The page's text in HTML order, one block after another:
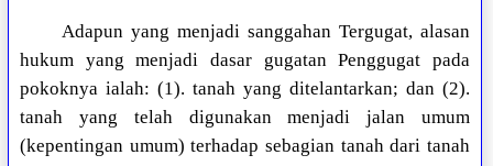
Adapun yang menjadi sanggahan Tergugat, alasan
hukum yang menjadi dasar gugatan Penggugat pada
pokoknya ialah: (1). tanah yang ditelantarkan; dan (2).
tanah yang telah digunakan menjadi jalan umum
(kepentingan umum) terhadap sebagian tanah dari tanah